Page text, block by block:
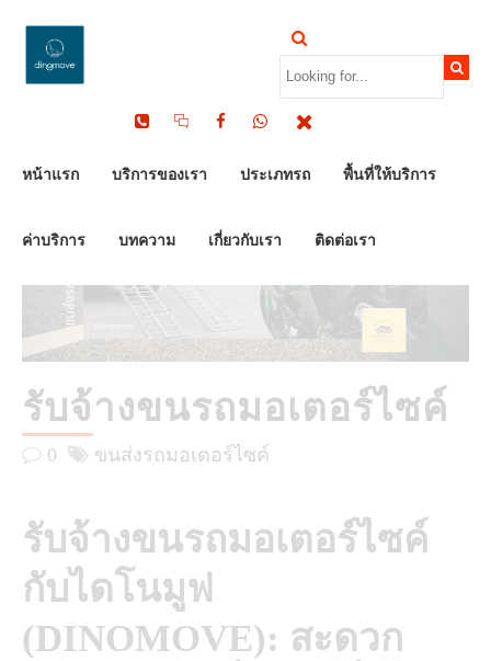
หน้าแรก บริการของเรา ประเภทรถ พื้นที่ให้บริการ
ค่าบริการ บทความ เกี่ยวกับเรา ติดต่อเรา
รับจ้างขนรถมอเตอร์ไซค์
0 ขนส่งรถมอเตอร์ไซค์
รับจ้างขนรถมอเตอร์ไซค์
กับไดโนมูฟ
(DINOMOVE): สะดวก